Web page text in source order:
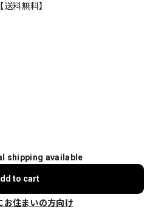
料無料】
shipping available
to cart
お住まいの方向け